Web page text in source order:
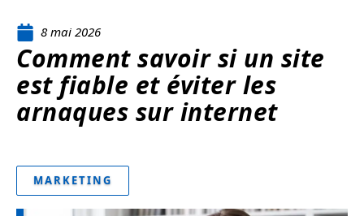
8 mai 2026
Comment savoir si un site
est fiable et éviter les
arnaques sur internet
MARKETING